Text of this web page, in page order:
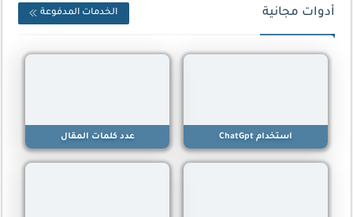
أسرار اختيار لوحة مفاتيح تناسب عملك اليومي أدوات مجانية الخدمات المدفوعة
استخدام ChatGpt عدد كلمات المقال